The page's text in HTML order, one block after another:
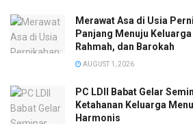
Merawat Asa di Usia
Panjang Menuju
Rahmah, dan Barokah
AUGUST 1, 2026
PC LDII Babat Gelar
Ketahanan Keluarga
Harmonis